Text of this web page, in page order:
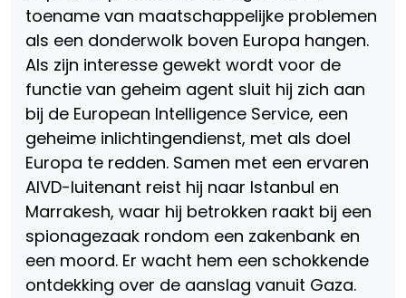
toename van maatschappelijke problemen
als een donderwolk boven Europa hangen.
Als zijn interesse gewekt wordt voor de
functie van geheim agent sluit hij zich aan
bij de European Intelligence Service, een
geheime inlichtingendienst, met als doel
Europa te redden. Samen met een ervaren
AIVD-luitenant reist hij naar Istanbul en
Marrakesh, waar hij betrokken raakt bij een
spionagezaak rondom een zakenbank en
een moord. Er wacht hem een schokkende
ontdekking over de aanslag vanuit Gaza.